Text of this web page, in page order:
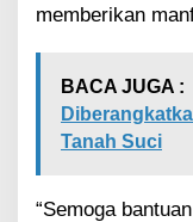
memberikan
BACA JUGA :
Tanah Suci
“Semoga